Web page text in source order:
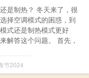
是制热？ 冬天来了，很
择空调模式的困惑，到
式还是制热模式更好
解答这个问题。 首先，
节2024